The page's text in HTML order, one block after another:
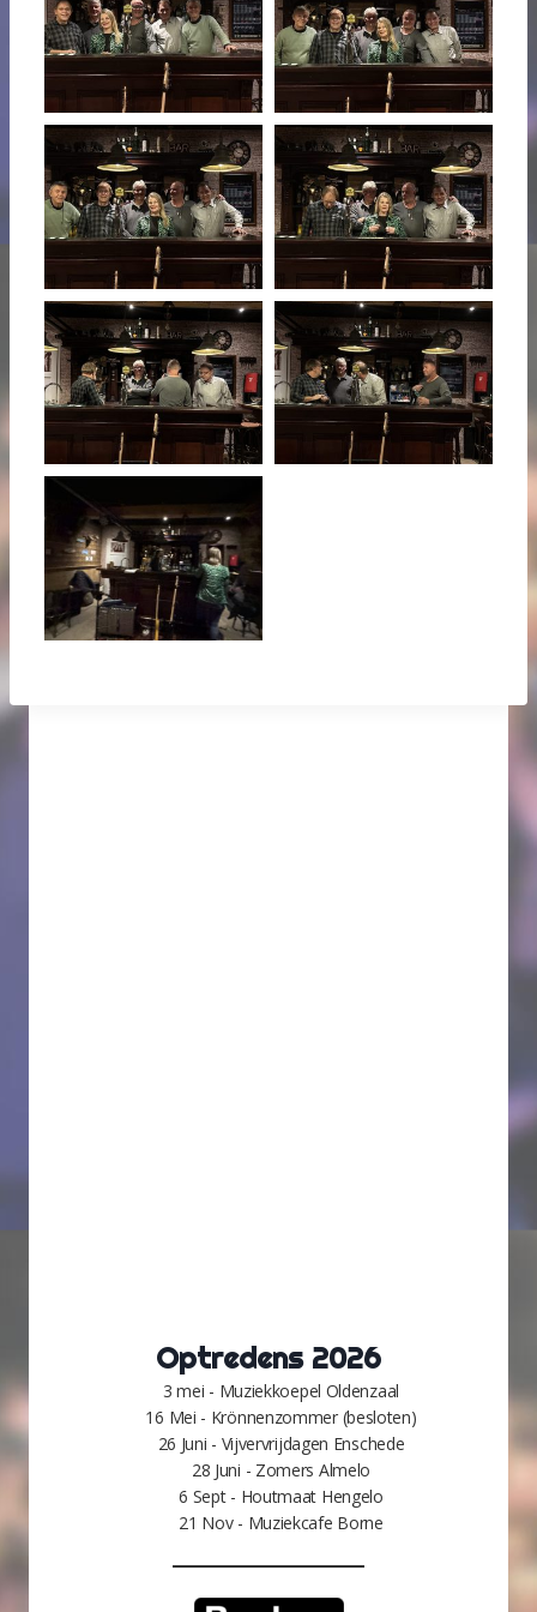
Optredens 2026
3 mei - Muziekkoepel Oldenzaal
16 Mei - Krönnenzommer (besloten)
26 Juni - Vijvervrijdagen Enschede
28 Juni - Zomers Almelo
6 Sept - Houtmaat Hengelo
21 Nov - Muziekcafe Borne